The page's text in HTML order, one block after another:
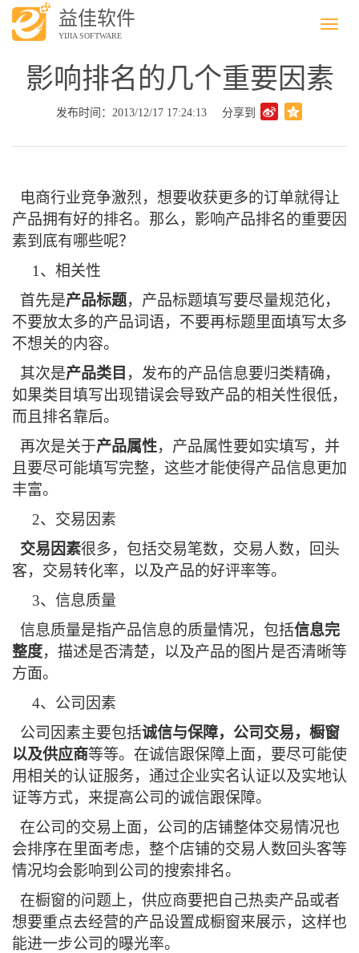
Menu
益佳软件
YIJIA SOFTWARE
影响排名的几个重要因素
发布时间：2013/12/17 17:24:13 分享到
电商行业竞争激烈，想要收获更多的订单就得让
产品拥有好的排名。那么，影响产品排名的重要因
素到底有哪些呢？
1 、相关性
首先是产品标题，产品标题填写要尽量规范化，
不要放太多的产品词语，不要再标题里面填写太多
不想关的内容。
其次是产品类目 ，发布的产品信息要归类精确，
如果类目填写出现错误会导致产品的相关性很低，
而且排名靠后。
再次是关于产品属性，产品属性要如实填写，并
且要尽可能填写完整，这些才能使得产品信息更加
丰富。
2、交易因素
交易因素很多，包括交易笔数，交易人数，回头
客，交易转化率，以及产品的好评率等。
3、信息质量
信息质量是指产品信息的质量情况，包括信息完
整度，描述是否清楚，以及产品的图片是否清晰等
方面。
4、公司因素
公司因素主要包括诚信与保障，公司交易，橱窗
以及供应商等等。在诚信跟保障上面，要尽可能使
用相关的认证服务，通过企业实名认证以及实地认
证等方式，来提高公司的诚信跟保障。
在公司的交易上面，公司的店铺整体交易情况也
会排序在里面考虑，整个店铺的交易人数回头客等
情况均会影响到公司的搜索排名。
在橱窗的问题上，供应商要把自己热卖产品或者
想要重点去经营的产品设置成橱窗来展示，这样也
能进一步公司的曝光率。